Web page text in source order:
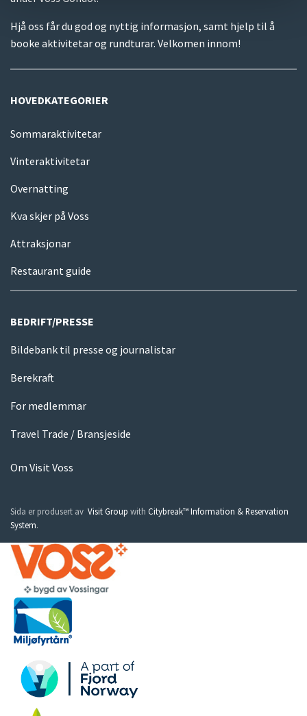
Hjå oss får du god og nyttig informasjon, samt hjelp til å
booke aktivitetar og rundturar. Velkomen innom!
HOVEDKATEGORIER
Sommaraktivitetar
Vinteraktivitetar
Overnatting
Kva skjer på Voss
Attraksjonar
Restaurant guide
BEDRIFT/PRESSE
Bildebank til presse og journalistar
Berekraft
For medlemmar
Travel Trade / Bransjeside
Om Visit Voss
Sida er produsert av Visit Group with Citybreak™ Information & Reservation
System.